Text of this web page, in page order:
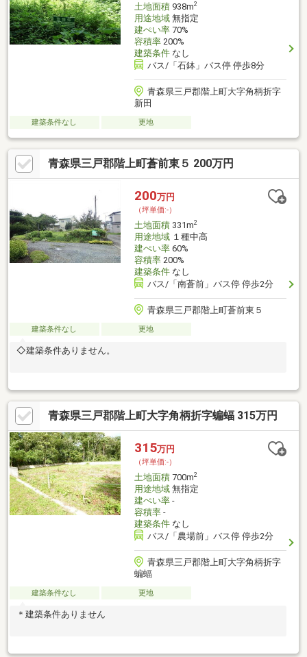
土地面積938m2
用途地域無指定
建ぺい率70%
容積率200%
建築条件なし
バス/「石鉢」バス停 停歩8分
青森県三戸郡階上町大字角柄折字
新田
建築条件なし 更地
青森県三戸郡階上町蒼前東５ 200万円
200万円
（坪単価:-）
土地面積331m2
用途地域１種中高
建ぺい率60%
容積率200%
建築条件なし
バス/「南蒼前」バス停 停歩2分
青森県三戸郡階上町蒼前東５
建築条件なし 更地
◇建築条件ありません。
青森県三戸郡階上町大字角柄折字蝙蝠 315万円
315万円
（坪単価:-）
土地面積700m2
用途地域無指定
建ぺい率-
容積率-
建築条件なし
バス/「農場前」バス停 停歩2分
青森県三戸郡階上町大字角柄折字
蝙蝠
建築条件なし 更地
＊建築条件ありません